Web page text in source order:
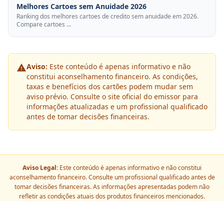
Melhores Cartoes sem Anuidade 2026
Ranking dos melhores cartoes de credito sem anuidade em 2026.
Compare cartoes …
Aviso: Este conteúdo é apenas informativo e não
constitui aconselhamento financeiro. As condições,
taxas e benefícios dos cartões podem mudar sem
aviso prévio. Consulte o site oficial do emissor para
informações atualizadas e um profissional qualificado
antes de tomar decisões financeiras.
Aviso Legal: Este conteúdo é apenas informativo e não constitui
aconselhamento financeiro. Consulte um profissional qualificado antes de
tomar decisões financeiras. As informações apresentadas podem não
refletir as condições atuais dos produtos financeiros mencionados.